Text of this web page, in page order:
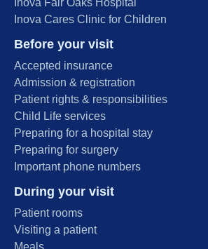
Inova Cares Clinic for Children
Before your visit
Accepted insurance
Admission & registration
Patient rights & responsibilities
Child Life services
Preparing for a hospital stay
Preparing for surgery
Important phone numbers
During your visit
Patient rooms
Visiting a patient
Meals